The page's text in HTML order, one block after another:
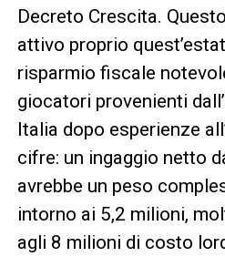
Decreto Crescita.
attivo proprio
risparmio fiscale
giocatori provenienti
Italia dopo esperienze
cifre: un ingaggio netto
avrebbe un peso
intorno ai 5,2 milioni,
agli 8 milioni di costo